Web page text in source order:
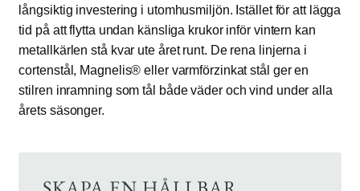
långsiktig investering i utomhusmiljön. Istället för att lägga
tid på att flytta undan känsliga krukor inför vintern kan
metallkärlen stå kvar ute året runt. De rena linjerna i
cortenstål, Magnelis® eller varmförzinkat stål ger en
stilren inramning som tål både väder och vind under alla
årets säsonger.